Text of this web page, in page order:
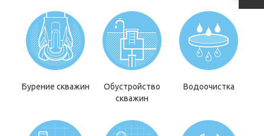
Бурение скважин
Обустройство
скважин
Водоочистка